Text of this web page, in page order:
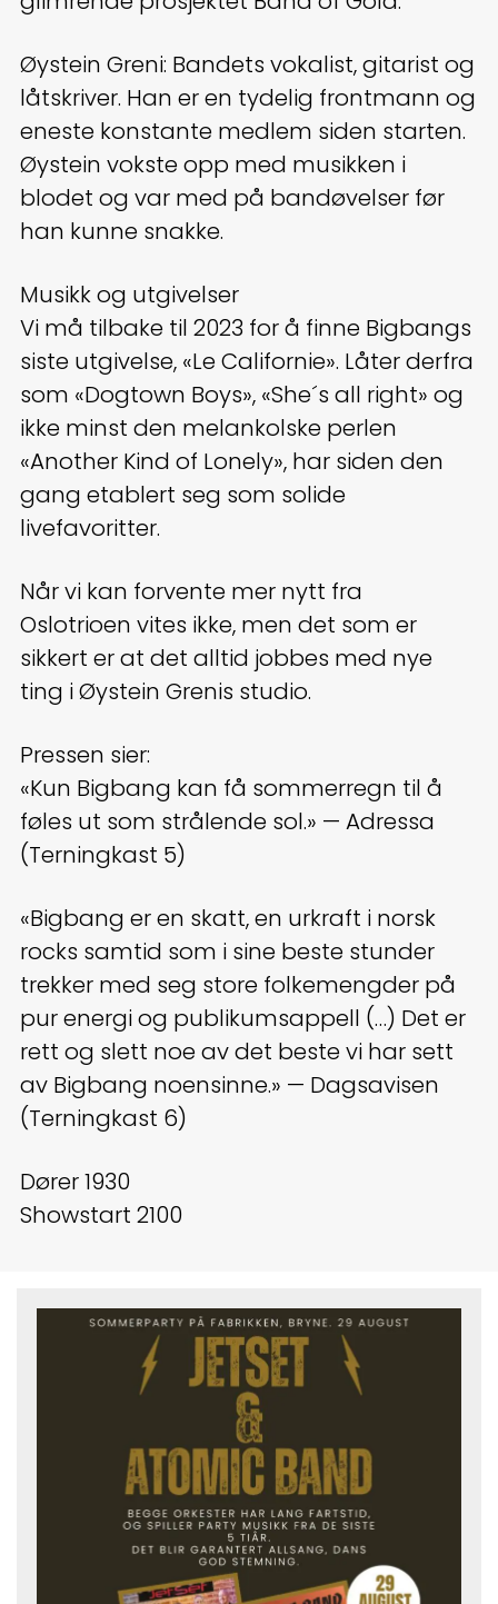
Øystein Greni: Bandets vokalist, gitarist og
låtskriver. Han er en tydelig frontmann og
eneste konstante medlem siden starten.
Øystein vokste opp med musikken i
blodet og var med på bandøvelser før
han kunne snakke.
Musikk og utgivelser
Vi må tilbake til 2023 for å finne Bigbangs
siste utgivelse, «Le Californie». Låter derfra
som «Dogtown Boys», «She´s all right» og
ikke minst den melankolske perlen
«Another Kind of Lonely», har siden den
gang etablert seg som solide
livefavoritter.
Når vi kan forvente mer nytt fra
Oslotrioen vites ikke, men det som er
sikkert er at det alltid jobbes med nye
ting i Øystein Grenis studio.
Pressen sier:
«Kun Bigbang kan få sommerregn til å
føles ut som strålende sol.» — Adressa
(Terningkast 5)
«Bigbang er en skatt, en urkraft i norsk
rocks samtid som i sine beste stunder
trekker med seg store folkemengder på
pur energi og publikumsappell (…) Det er
rett og slett noe av det beste vi har sett
av Bigbang noensinne.» — Dagsavisen
(Terningkast 6)
Dører 1930
Showstart 2100